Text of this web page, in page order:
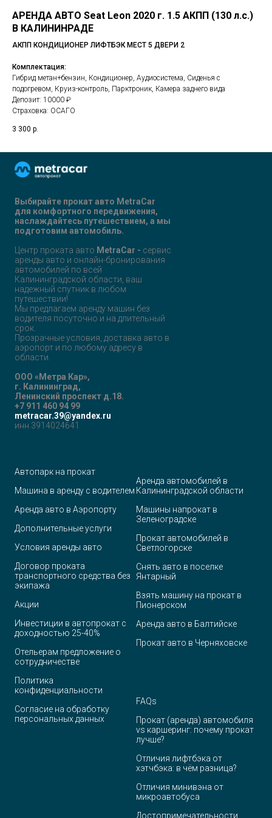
АРЕНДА АВТО Seat Leon 2020 г. 1.5 АКПП (130 л.с.)
В КАЛИНИНРАДЕ
АКПП КОНДИЦИОНЕР ЛИФТБЭК МЕСТ 5 ДВЕРИ 2
Комплектация:
Гибрид метан+бензин, Кондиционер, Аудиосистема, Cиденья с
подогревом, Круиз-контроль, Парктроник, Камера заднего вида
Депозит: 10000 ₽
Страховка: ОСАГО
3 300 р.
Выбирайте прокат авто MetraCar
для комфортного передвижения,
наслаждайтесь путешествием, а мы
подготовим автомобиль.
Центр проката авто MetraCar - сервис
аренды авто и онлайн-бронирования
автомобилей по всей
Калининградской области, ваш
надежный спутник в любом
путешествии!
Мы предлагаем аренду машин без
водителя посуточно и на длительный
срок.
Прозрачные условия, доставка авто в
аэропорт и по любому адресу в
области.
ООО «Метра Кар»,
г. Калининград,
Ленинский проспект д.18.
+7 911 460 94 99
metracar.39@yandex.ru
инн 3914024641
Автопарк на прокат
Машина в аренду с водителем
Аренда авто в Аэропорту
Дополнительные услуги
Условия аренды авто
Договор проката
транспортного средства без
экипажа
Акции
Инвестиции в автопрокат с
доходностью 25-40%
Отельерам предложение о
сотрудничестве
Политика
конфиденциальности
Согласие на обработку
персональных данных
Аренда автомобилей в
Калининградской области
Машины напрокат в
Зеленоградске
Прокат автомобилей в
Светлогорске
Снять авто в поселке
Янтарный
Взять машину на прокат в
Пионерском
Аренда авто в Балтийске
Прокат авто в Черняховске
FAQs
Прокат (аренда) автомобиля
vs каршеринг: почему прокат
лучше?
Отличия лифтбэка от
хэтчбэка: в чём разница?
Отличия минивэна от
микроавтобуса
Достопримечательности